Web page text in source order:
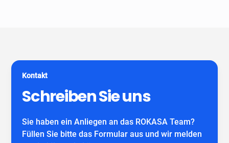
für Schlauchliner. Wir beraten Sie kostenfrei und
individuell nach Ihrem Bedürfnis.
Wir freuen uns auf Ihren Anruf!
Kontakt
Schreiben Sie uns
Sie haben ein Anliegen an das ROKASA Team?
Füllen Sie bitte das Formular aus und wir melden